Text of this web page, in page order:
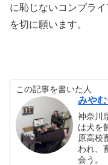
に恥じないコンプラ
を切に願います。
この記事を書いた人
みや
神奈川
は犬を
原高校
われ、
会う。